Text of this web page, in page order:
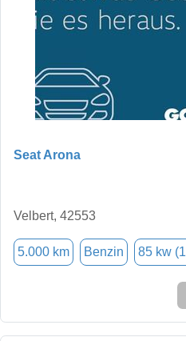
Seat Arona
Velbert, 42553
5.000 km Benzin 85 kw